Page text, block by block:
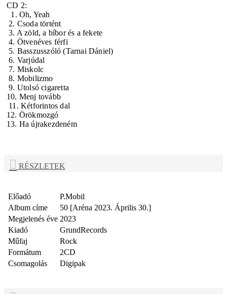
CD 2:
1. Oh, Yeah
2. Csoda történt
3. A zöld, a bíbor és a fekete
4. Ötvenéves férfi
5. Basszusszóló (Tarnai Dániel)
6. Varjúdal
7. Miskolc
8. Mobilizmo
9. Utolsó cigaretta
10. Menj tovább
11. Kétforintos dal
12. Örökmozgó
13. Ha újrakezdeném
RÉSZLETEK
Előadó
P.Mobil
Album címe
50 [Aréna 2023. Április 30.]
Megjelenés éve 2023
Kiadó
GrundRecords
Műfaj
Rock
Formátum
2CD
Csomagolás
Digipak